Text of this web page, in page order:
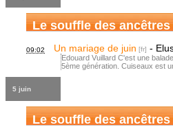
Le souffle des ancêtres
09:02 Un mariage de juin -
Edouard Vuillard C'est une
5ème génération. Cuiseaux est
5 juin
Le souffle des ancêtres